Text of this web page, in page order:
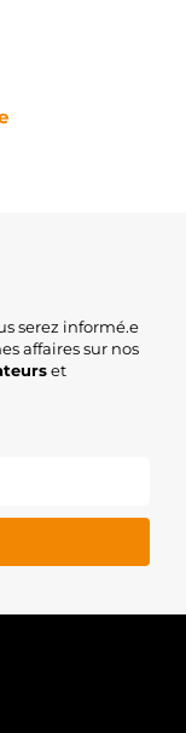
serez informé.e
affaires sur nos
et